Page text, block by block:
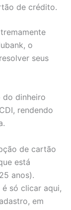
de crédito.
o
seus
do dinheiro
rendendo
de cartão
está
anos).
só clicar aqui,
em